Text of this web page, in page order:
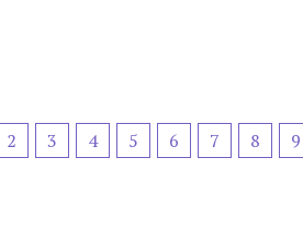
2 3 4 5 6 7 8 9